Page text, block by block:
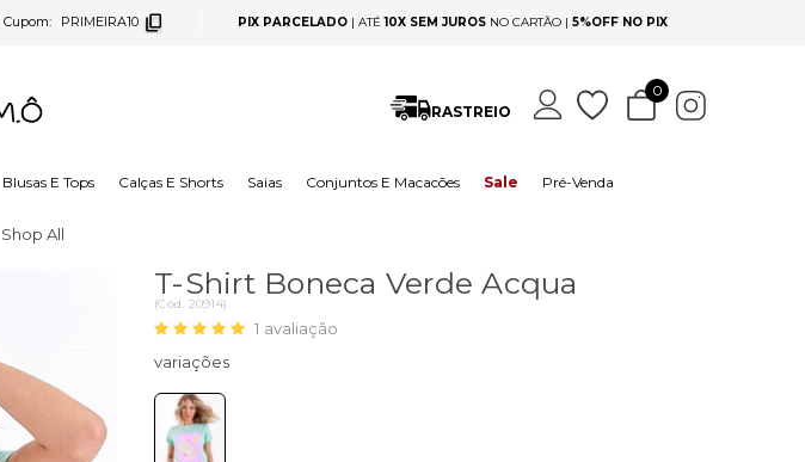
Cupom: PRIMEIRA10 PIX PARCELADO | ATÉ 10X SEM JUROS NO CARTÃO | 5%OFF NO PIX
RASTREIO
0
Blusas E Tops Calças E Shorts Saias Conjuntos E Macacões Sale Pré-Venda
Shop All
T-Shirt Boneca Verde Acqua
(Cód. 20914)
1 avaliação